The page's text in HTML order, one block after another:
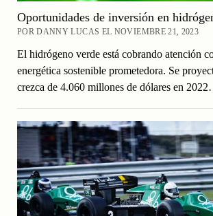
Oportunidades de inversión en
POR DANNY LUCAS EL NOVIEMBRE 21, 2023
El hidrógeno verde está cobrando atención
energética sostenible prometedora. Se
crezca de 4.060 millones de dólares en